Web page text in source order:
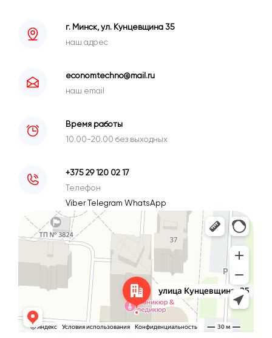
г. Минск, ул. Кунцевщина 35
наш адрес
economtechno@mail.ru
наш email
Время работы
10.00-20.00 без выходных
+375 29 120 02 17
Телефон
ViberTelegram WhatsApp
Минск
Улица Кунцевщина, 35 — Яндекс Карты